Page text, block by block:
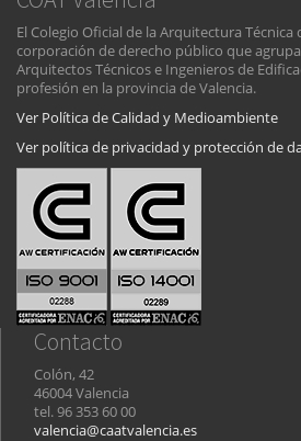
El Colegio Oficial de la Arquitectura Técnica
corporación de derecho público que
Arquitectos Técnicos e Ingenieros de
profesión en la provincia de Valencia.
Ver Política de Calidad y Medioambiente
Ver política de privacidad y protección de
Contacto
Colón, 42
46004 Valencia
tel. 96 353 60 00
valencia@caatvalencia.es